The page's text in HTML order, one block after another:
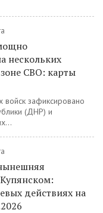
нескольких
СВО: карты
войск зафиксировано
(ДНР) и
действиях на